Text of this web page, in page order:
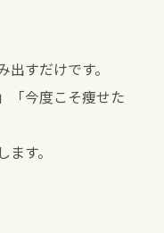
すだけです。
「今度こそ痩せた
す。